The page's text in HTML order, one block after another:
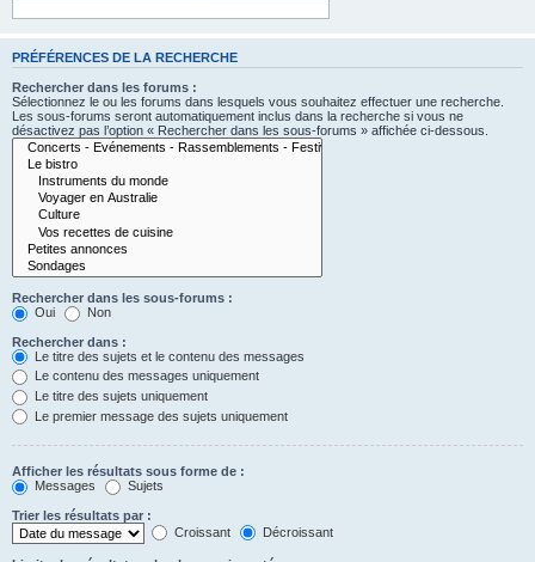
PRÉFÉRENCES DE LA RECHERCHE
Rechercher dans les forums :
Sélectionnez le ou les forums dans lesquels vous souhaitez effectuer une recherche.
Les sous-forums seront automatiquement inclus dans la recherche si vous ne
désactivez pas l’option « Rechercher dans les sous-forums » affichée ci-dessous.
Rechercher dans les sous-forums :
Oui
Non
Rechercher dans :
Le titre des sujets et le contenu des messages
Le contenu des messages uniquement
Le titre des sujets uniquement
Le premier message des sujets uniquement
Afficher les résultats sous forme de :
Messages
Sujets
Trier les résultats par :
Croissant
Décroissant